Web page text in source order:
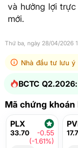
và hưởng lợi
mới.
Thứ ba, ngày 28/04/2026
Nhà đầu tư lưu ý
BCTC
Mã chứng
PLX
33.70
-0.55
(-1.61%)